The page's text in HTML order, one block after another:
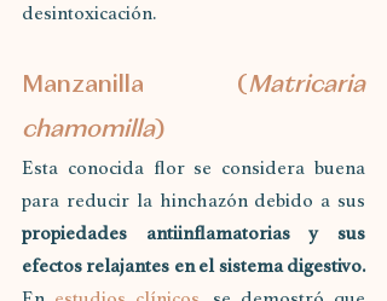
desintoxicación.
Manzanilla ( Matricaria
chamomilla)
Esta conocida flor se considera buena
propiedades antiinflamatorias y sus
efectos relajantes en el sistema digestivo.